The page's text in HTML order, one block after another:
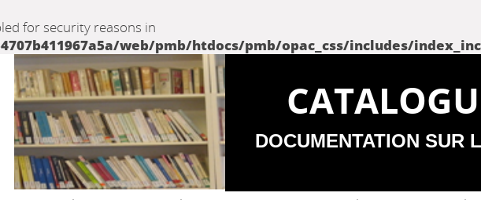
for security reasons in
web/pmb/htdocs/pmb/opac_css/includes/
DOCUMENTATION SUR